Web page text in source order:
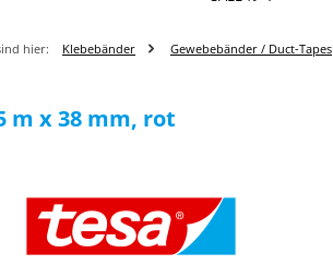
hier: Klebebänder Gewebebänder / Duct-Tapes
m x 38 mm, rot